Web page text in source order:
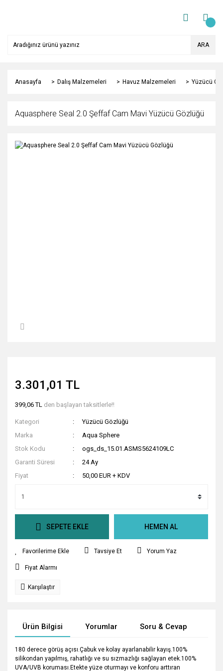
ARA
Anasayfa Dalış Malzemeleri Havuz Malzemeleri Yüzücü
Aquasphere Seal 2.0 Şeffaf Cam Mavi Yüzücü Gözlüğü
3.301,01 TL
399,06 TL den başlayan taksitlerle!!
Kategori
Yüzücü Gözlüğü
Marka
Aqua Sphere
Stok Kodu
ogs_ds_15.01.ASMS5624109LC
Garanti Süresi
24 Ay
Fiyat
50,00 EUR + KDV
SEPETE EKLE HEMEN AL
Tavsiye Et Yorum Yaz
Fiyat Alarmı
Karşılaştır
Ürün Bilgisi Yorumlar Soru & Cevap
180 derece görüş açısı.Çabuk ve kolay ayarlanabilir kayış.100%
silikondan yapılmış, rahatlığı ve su sızmazlığı sağlayan etek.100%
UVA/UVB koruması.Etekte yüze oturmayı ve konforu arttıran